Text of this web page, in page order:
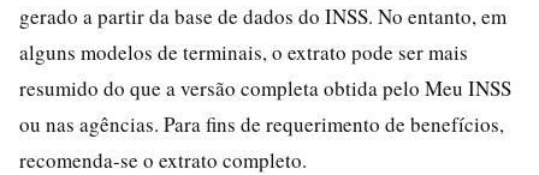
gerado a partir da base de dados do INSS. No entanto, em
alguns modelos de terminais, o extrato pode ser mais
resumido do que a versão completa obtida pelo Meu INSS
ou nas agências. Para fins de requerimento de benefícios,
recomenda-se o extrato completo.